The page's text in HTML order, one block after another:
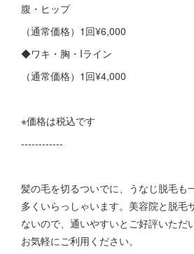
腹・ヒップ
（通常価格）1回¥6,000
◆ワキ・胸・Iライン
（通常価格）1回¥4,000
※価格は税込です
------------
髪の毛を切るついでに、うなじ脱毛も
多くいらっしゃいます。美容院と脱毛
ないので、通いやすいとご好評いただ
お気軽にご利用ください。